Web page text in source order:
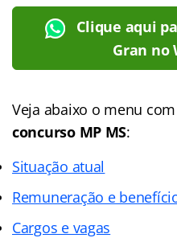
Clique aqui
Gran no
Veja abaixo o menu
concurso MP MS:
Situação atual
Remuneração e
Cargos e vagas